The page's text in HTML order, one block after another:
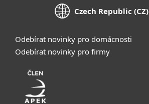
Czech Republic (CZ)
Odebírat novinky pro domácnosti
Odebírat novinky pro firmy